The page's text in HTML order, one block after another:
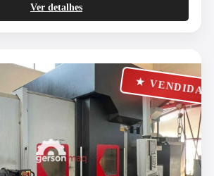
Ver detalhes
★ VENDIDA